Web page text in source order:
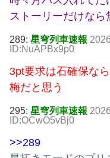
ストーリーだけな
289: 星穹列車速報
ID:NuAPBx9p0
3pt要求は石確保な
梅だと思う
295: 星穹列車速報
ID:OCwO5vBj0
>>289